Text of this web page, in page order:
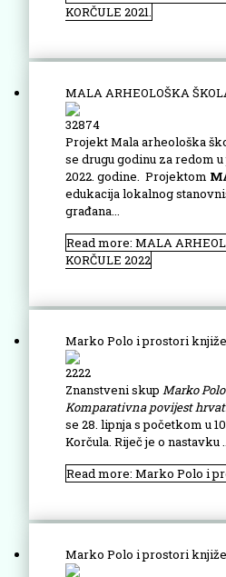
KORČULE 2021.
MALA ARHEOLOŠKA
32874
Projekt Mala arheološka
se drugu godinu za redom u
2022. godine. Projektom
edukacija lokalnog
građana...
Read more: MALA
KORČULE 2022
Marko Polo i prostori
2222
Znanstveni skup Marko
Komparativna povijest
se 28. lipnja s početkom u
Korčula. Riječ je o nastavku
Read more: Marko Polo i
Marko Polo i prostori